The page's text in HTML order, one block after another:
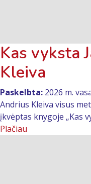
Kas vyksta
Kleiva
Paskelbta: 2026 m.
Andrius Kleiva visus
įkvėptas knygoje „Kas
Plačiau